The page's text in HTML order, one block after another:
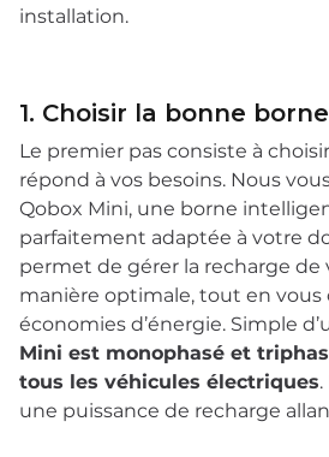
installation.
1. Choisir la bonne
Le premier pas consiste à
répond à vos besoins. Nous
Qobox Mini, une borne
parfaitement adaptée à votre
permet de gérer la recharge de
manière optimale, tout en vous
économies d’énergie. Simple
Mini est monophasé et
tous les véhicules électriques
une puissance de recharge